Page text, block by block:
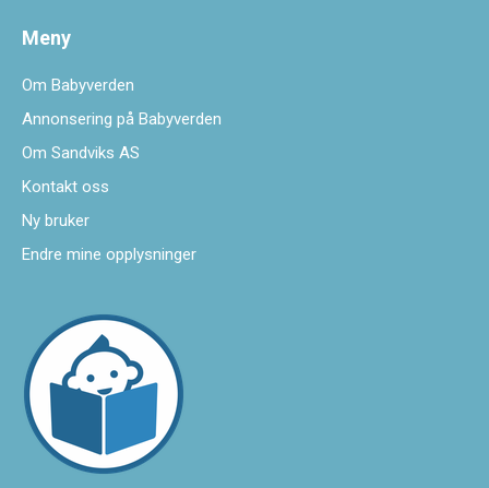
Meny
Om Babyverden
Annonsering på Babyverden
Om Sandviks AS
Kontakt oss
Ny bruker
Endre mine opplysninger